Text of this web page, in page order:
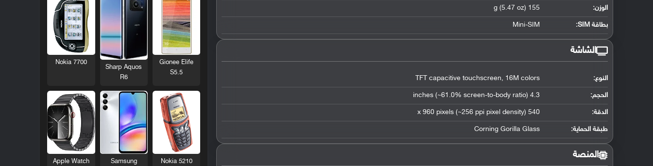
الوزن: 155 g (5.47 oz)
بطاقة SIM: Mini-SIM
الشاشة
النوع: TFT capacitive touchscreen, 16M colors
الحجم: 4.3 inches (~61.0% screen-to-body ratio)
الدقة: 540 x 960 pixels (~256 ppi pixel density)
طبقة الحماية: Corning Gorilla Glass
المنصة
Gionee Elife
S5.5
Sharp Aquos
R6
Nokia 7700
Nokia 5210
Samsung
Apple Watch